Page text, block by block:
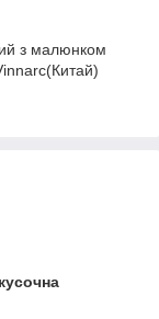
з малюнком